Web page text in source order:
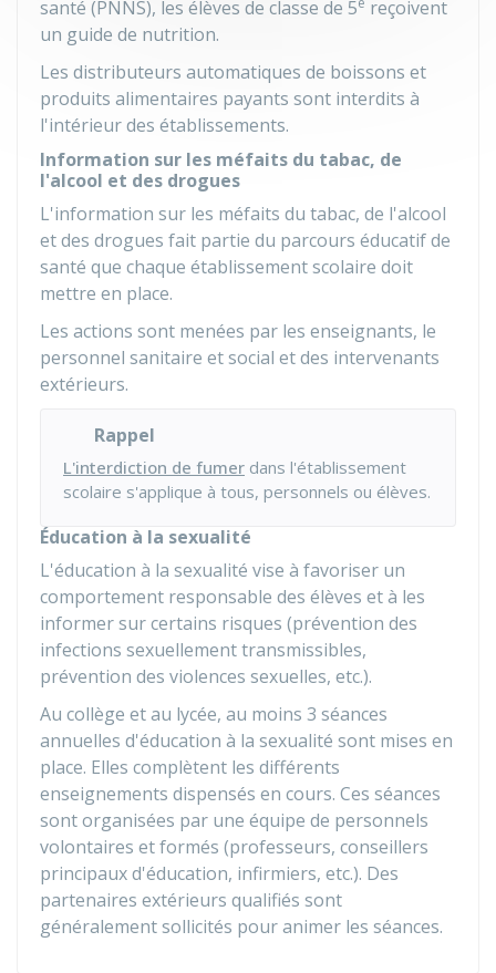
santé (PNNS), les élèves de classe de 5 reçoivent
un guide de nutrition.
Les distributeurs automatiques de boissons et
produits alimentaires payants sont interdits à
l'intérieur des établissements.
Information sur les méfaits du tabac, de
l'alcool et des drogues
L'information sur les méfaits du tabac, de l'alcool
et des drogues fait partie du parcours éducatif de
santé que chaque établissement scolaire doit
mettre en place.
Les actions sont menées par les enseignants, le
personnel sanitaire et social et des intervenants
extérieurs.
Rappel
L'interdiction de fumer dans l'établissement
scolaire s'applique à tous, personnels ou élèves.
Éducation à la sexualité
L'éducation à la sexualité vise à favoriser un
comportement responsable des élèves et à les
informer sur certains risques (prévention des
infections sexuellement transmissibles,
prévention des violences sexuelles, etc.).
Au collège et au lycée, au moins 3 séances
annuelles d'éducation à la sexualité sont mises en
place. Elles complètent les différents
enseignements dispensés en cours. Ces séances
sont organisées par une équipe de personnels
volontaires et formés (professeurs, conseillers
principaux d'éducation, infirmiers, etc.). Des
partenaires extérieurs qualifiés sont
généralement sollicités pour animer les séances.